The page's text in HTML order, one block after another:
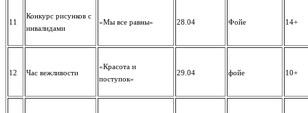
11
Конкурс рисунков с
инвалидами
«Мы все равны» 28.04 Фойе 14+
12 Час вежливости
«Красота и
поступок»
29.04 фойе 10+